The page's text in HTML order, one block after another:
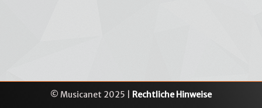
© Musicanet 2025 | Rechtliche Hinweise